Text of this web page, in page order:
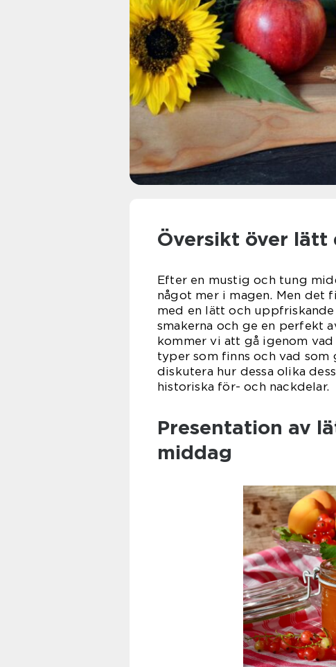
Översikt över lätt
Efter en mustig och tung
något mer i magen. Men det
med en lätt och uppfriskande
smakerna och ge en perfekt
kommer vi att gå igenom
typer som finns och vad
diskutera hur dessa olika
historiska för- och nackdelar.
Presentation av
middag